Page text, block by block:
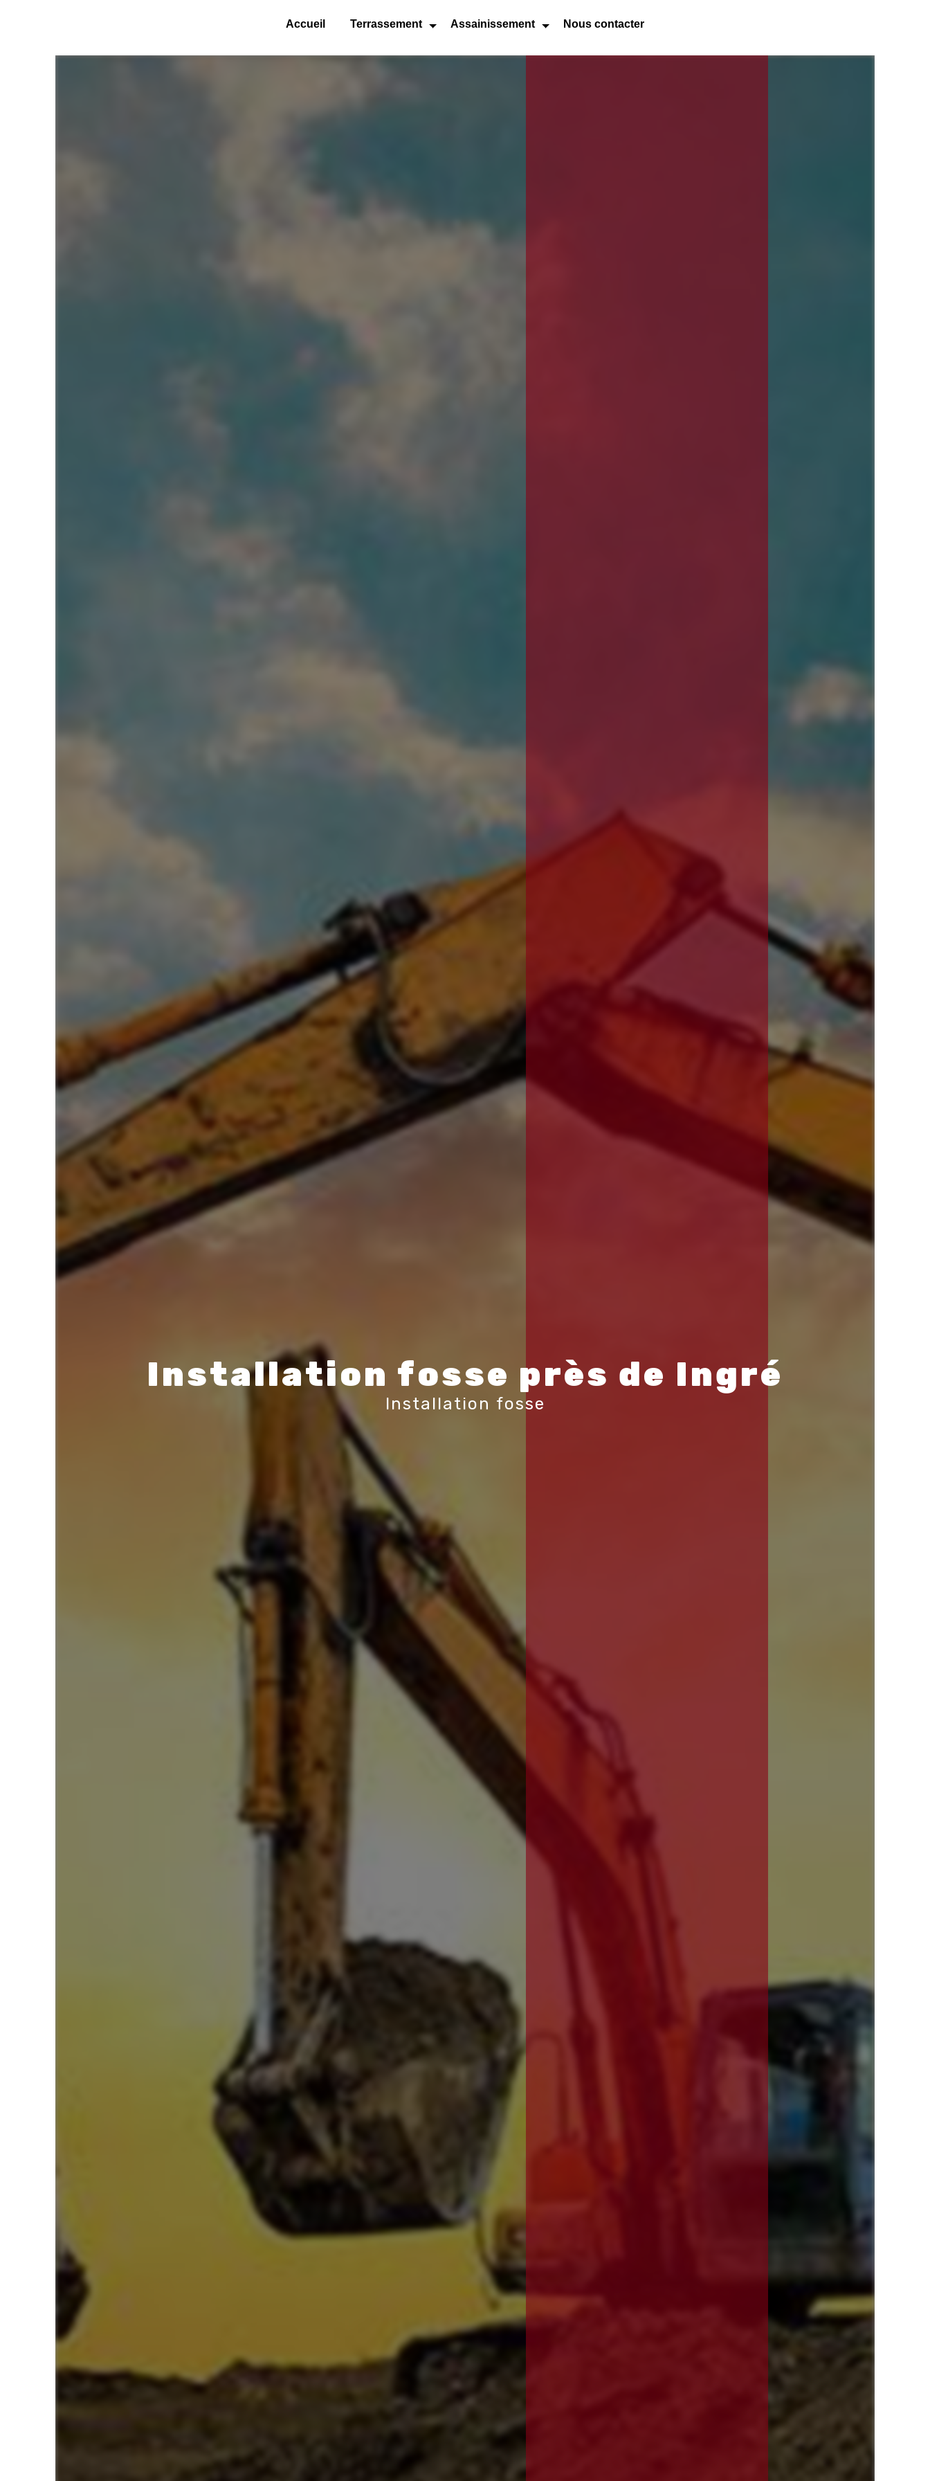
Accueil Terrassement Assainissement Nous contacter
Installation fosse près de Ingré
Installation fosse